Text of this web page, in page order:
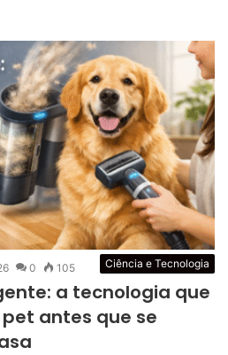
Ciência e Tecnologia
0 105
a tecnologia que
antes que se